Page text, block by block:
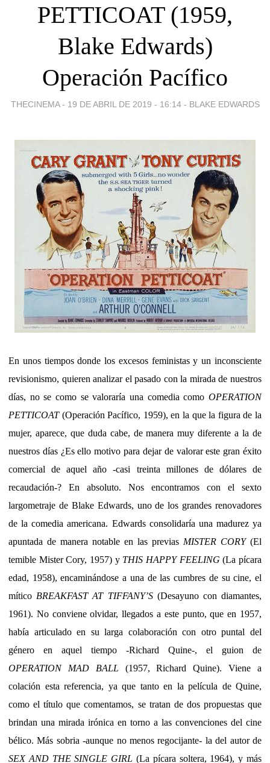
PETTICOAT (1959,
Blake Edwards)
Operación Pacífico
THECINEMA - 19 DE ABRIL DE 2019 - 16:14 - BLAKE EDWARDS
En unos tiempos donde los excesos feministas y un inconsciente
revisionismo, quieren analizar el pasado con la mirada de nuestros
días, no se como se valoraría una comedia como OPERATION
PETTICOAT(Operación Pacífico, 1959), en la que la figura de la
mujer, aparece, que duda cabe, de manera muy diferente a la de
nuestros días ¿Es ello motivo para dejar de valorar este gran éxito
comercial de aquel año -casi treinta millones de dólares de
recaudación-? En absoluto. Nos encontramos con el sexto
largometraje de Blake Edwards, uno de los grandes renovadores
de la comedia americana. Edwards consolidaría una madurez ya
apuntada de manera notable en las previas MISTER CORY(El
temible Mister Cory, 1957) y THIS HAPPY FEELING (La pícara
edad, 1958), encaminándose a una de las cumbres de su cine, el
mítico BREAKFAST AT TIFFANY’S(Desayuno con diamantes,
1961). No conviene olvidar, llegados a este punto, que en 1957,
había articulado en su larga colaboración con otro puntal del
género en aquel tiempo -Richard Quine-, el guion de
OPERATION MAD BALL (1957, Richard Quine). Viene a
colación esta referencia, ya que tanto en la película de Quine,
como el título que comentamos, se tratan de dos propuestas que
brindan una mirada irónica en torno a las convenciones del cine
bélico. Más sobria -aunque no menos regocijante- la del autor de
SEX AND THE SINGLE GIRL (La pícara soltera, 1964), y más